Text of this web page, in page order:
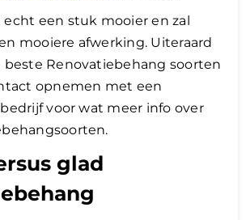
een stuk mooier en zal
mooiere afwerking. Uiteraard
beste Renovatiebehang soorten
opnemen met een
voor wat meer info over
glad